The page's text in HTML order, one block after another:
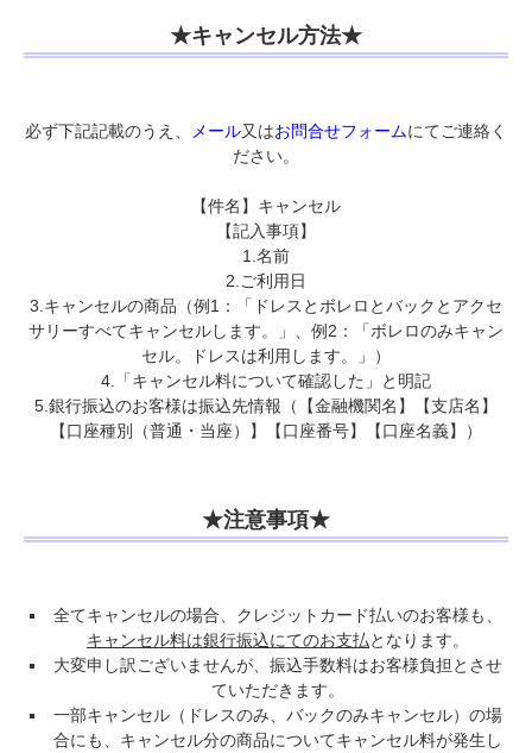
★キャンセル方法★
必ず下記記載のうえ、 メール又はお問合せフォームにてご連絡く
ださい。
【件名】キャンセル
【記入事項】
1.名前
2.ご利用日
3.キャンセルの商品（例1：「ドレスとボレロとバックとアクセ
サリーすべてキャンセルします。」、例2：「ボレロのみキャン
セル。ドレスは利用します。」）
4.「キャンセル料について確認した」と明記
5.銀行振込のお客様は振込先情報（【金融機関名】【支店名】
【口座種別（普通・当座）】【口座番号】【口座名義】）
★注意事項★
全てキャンセルの場合、クレジットカード払いのお客様も、
キャンセル料は銀行振込にてのお支払となります。
大変申し訳ございませんが、振込手数料はお客様負担とさせ
ていただきます。
一部キャンセル（ドレスのみ、バックのみキャンセル）の場
合にも、キャンセル分の商品についてキャンセル料が発生し